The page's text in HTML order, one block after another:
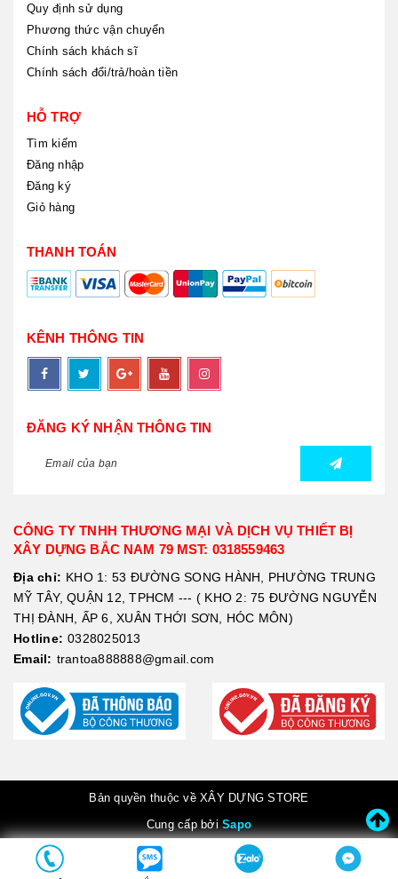
Quy định sử dụng
Phương thức vận chuyển
Chính sách khách sĩ
Chính sách đổi/trả/hoàn tiền
HỖ TRỢ
Tìm kiếm
Đăng nhập
Đăng ký
Giỏ hàng
THANH TOÁN
KÊNH THÔNG TIN
ĐĂNG KÝ NHẬN THÔNG TIN
CÔNG TY TNHH THƯƠNG MẠI VÀ DỊCH VỤ THIẾT BỊ
XÂY DỰNG BẮC NAM 79 MST: 0318559463
Địa chỉ: KHO 1: 53 ĐƯỜNG SONG HÀNH, PHƯỜNG TRUNG
MỸ TÂY, QUẬN 12, TPHCM --- ( KHO 2: 75 ĐƯỜNG NGUYỄN
THỊ ĐÀNH, ẤP 6, XUÂN THỚI SƠN, HÓC MÔN)
Hotline: 0328025013
Email: trantoa888888@gmail.com
Bản quyền thuộc về XÂY DỰNG STORE
Cung cấp bởiSapo